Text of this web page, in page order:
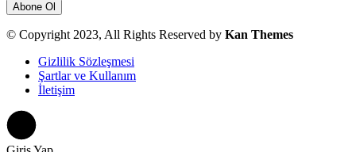
© Copyright 2023, All Rights Reserved by Kan Themes
Gizlilik Sözleşmesi
Şartlar ve Kullanım
İletişim